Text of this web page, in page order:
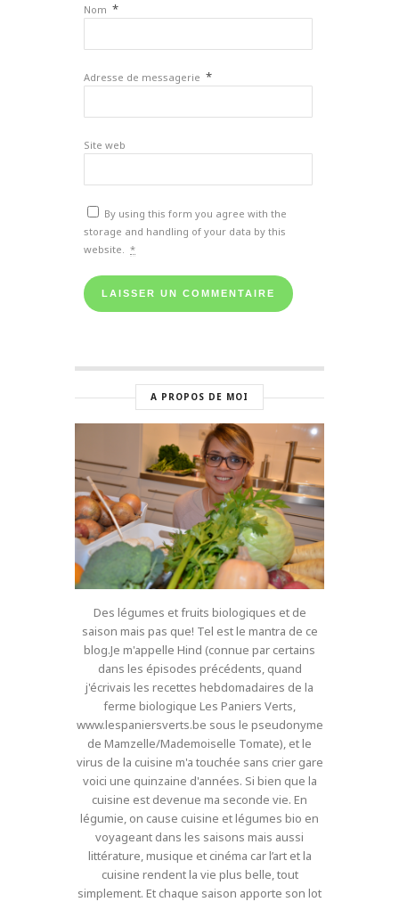
Nom *
Adresse de messagerie *
Site web
By using this form you agree with the
storage and handling of your data by this
website. *
A PROPOS DE MOI
Des légumes et fruits biologiques et de
saison mais pas que! Tel est le mantra de ce
blog.Je m'appelle Hind (connue par certains
dans les épisodes précédents, quand
j'écrivais les recettes hebdomadaires de la
ferme biologique Les Paniers Verts,
www.lespaniersverts.be sous le pseudonyme
de Mamzelle/Mademoiselle Tomate), et le
virus de la cuisine m'a touchée sans crier gare
voici une quinzaine d'années. Si bien que la
cuisine est devenue ma seconde vie. En
légumie, on cause cuisine et légumes bio en
voyageant dans les saisons mais aussi
littérature, musique et cinéma car l’art et la
cuisine rendent la vie plus belle, tout
simplement. Et chaque saison apporte son lot